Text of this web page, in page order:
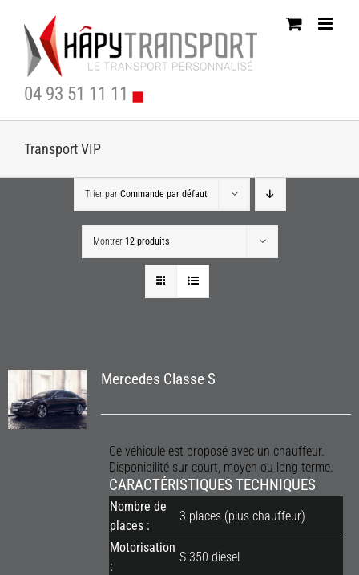
contenu
04 93 51 11 11
Transport VIP
Trier par Commande par défaut
Montrer 12 produits
Mercedes Classe S
Ce véhicule est proposé avec un chauffeur.
Disponibilité sur court, moyen ou long terme.
CARACTÉRISTIQUES TECHNIQUES
Nombre de
places :
3 places (plus chauffeur)
Motorisation
:
S 350 diesel